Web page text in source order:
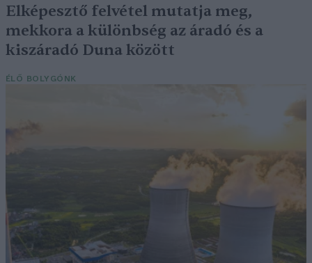
Elképesztő felvétel mutatja meg,
mekkora a különbség az áradó és a
kiszáradó Duna között
ÉLŐ BOLYGÓNK